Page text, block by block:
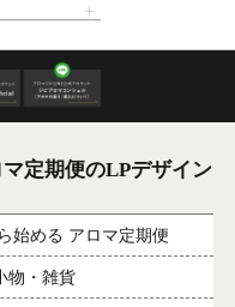
定期便のLPデザイン
始める アロマ定期便
物・雑貨